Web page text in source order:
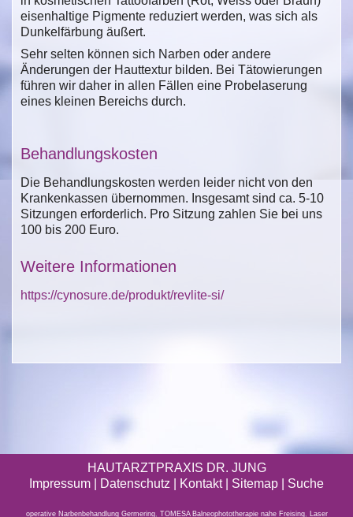
eisenhaltige Pigmente reduziert werden, was sich als
Dunkelfärbung äußert.
Sehr selten können sich Narben oder andere
Änderungen der Hauttextur bilden. Bei Tätowierungen
führen wir daher in allen Fällen eine Probelaserung
eines kleinen Bereichs durch.
Behandlungskosten
Die Behandlungskosten werden leider nicht von den
Krankenkassen übernommen. Insgesamt sind ca. 5-10
Sitzungen erforderlich. Pro Sitzung zahlen Sie bei uns
100 bis 200 Euro.
Weitere Informationen
https://cynosure.de/produkt/revlite-si/
HAUTARZTPRAXIS DR. JUNG
Impressum
Datenschutz | Kontakt | Sitemap Suche
operative Narbenbehandlung Germering, TOMESA Balneophototherapie nahe Freising, Laser